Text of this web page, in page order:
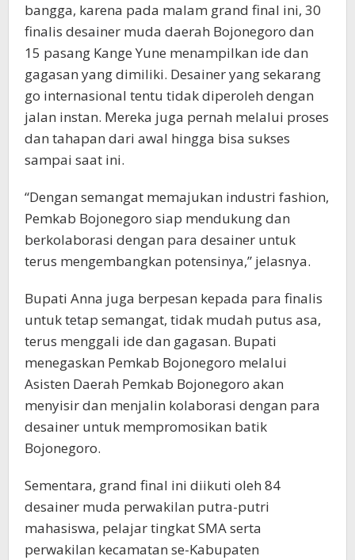
bangga, karena pada malam grand final ini, 30
finalis desainer muda daerah Bojonegoro dan
15 pasang Kange Yune menampilkan ide dan
gagasan yang dimiliki. Desainer yang sekarang
go internasional tentu tidak diperoleh dengan
jalan instan. Mereka juga pernah melalui proses
dan tahapan dari awal hingga bisa sukses
sampai saat ini.
“Dengan semangat memajukan industri fashion,
Pemkab Bojonegoro siap mendukung dan
berkolaborasi dengan para desainer untuk
terus mengembangkan potensinya,” jelasnya.
Bupati Anna juga berpesan kepada para finalis
untuk tetap semangat, tidak mudah putus asa,
terus menggali ide dan gagasan. Bupati
menegaskan Pemkab Bojonegoro melalui
Asisten Daerah Pemkab Bojonegoro akan
menyisir dan menjalin kolaborasi dengan para
desainer untuk mempromosikan batik
Bojonegoro.
Sementara, grand final ini diikuti oleh 84
desainer muda perwakilan putra-putri
mahasiswa, pelajar tingkat SMA serta
perwakilan kecamatan se-Kabupaten